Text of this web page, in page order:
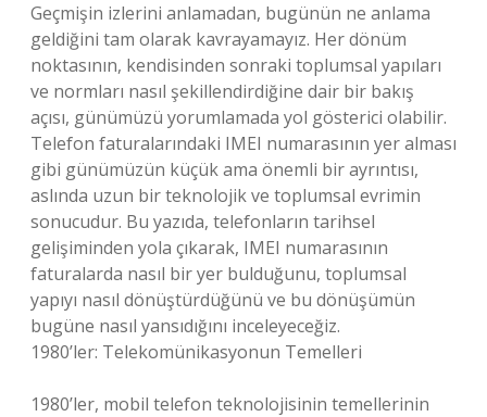
Geçmişin izlerini anlamadan, bugünün ne anlama
geldiğini tam olarak kavrayamayız. Her dönüm
noktasının, kendisinden sonraki toplumsal yapıları
ve normları nasıl şekillendirdiğine dair bir bakış
açısı, günümüzü yorumlamada yol gösterici olabilir.
Telefon faturalarındaki IMEI numarasının yer alması
gibi günümüzün küçük ama önemli bir ayrıntısı,
aslında uzun bir teknolojik ve toplumsal evrimin
sonucudur. Bu yazıda, telefonların tarihsel
gelişiminden yola çıkarak, IMEI numarasının
faturalarda nasıl bir yer bulduğunu, toplumsal
yapıyı nasıl dönüştürdüğünü ve bu dönüşümün
bugüne nasıl yansıdığını inceleyeceğiz.
1980’ler: Telekomünikasyonun Temelleri
1980’ler, mobil telefon teknolojisinin temellerinin